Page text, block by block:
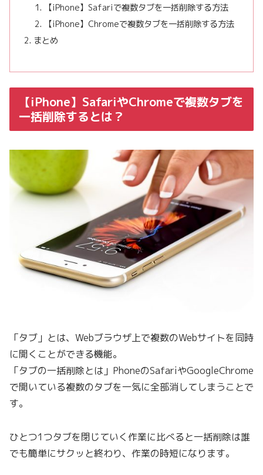
【iPhone】Safariで複数タブを一括削除する方法
【iPhone】Chromeで複数タブを一括削除する方法
まとめ
【iPhone】SafariやChromeで複数タブを
一括削除するとは？
「タブ」とは、Webブラウザ上で複数のWebサイトを同時
に開くことができる機能。
「タブの一括削除とは」PhoneのSafariやGoogleChrome
で開いている複数のタブを一気に全部消してしまうことで
す。
ひとつ1つタブを閉じていく作業に比べると一括削除は誰
でも簡単にサクッと終わり、作業の時短になります。